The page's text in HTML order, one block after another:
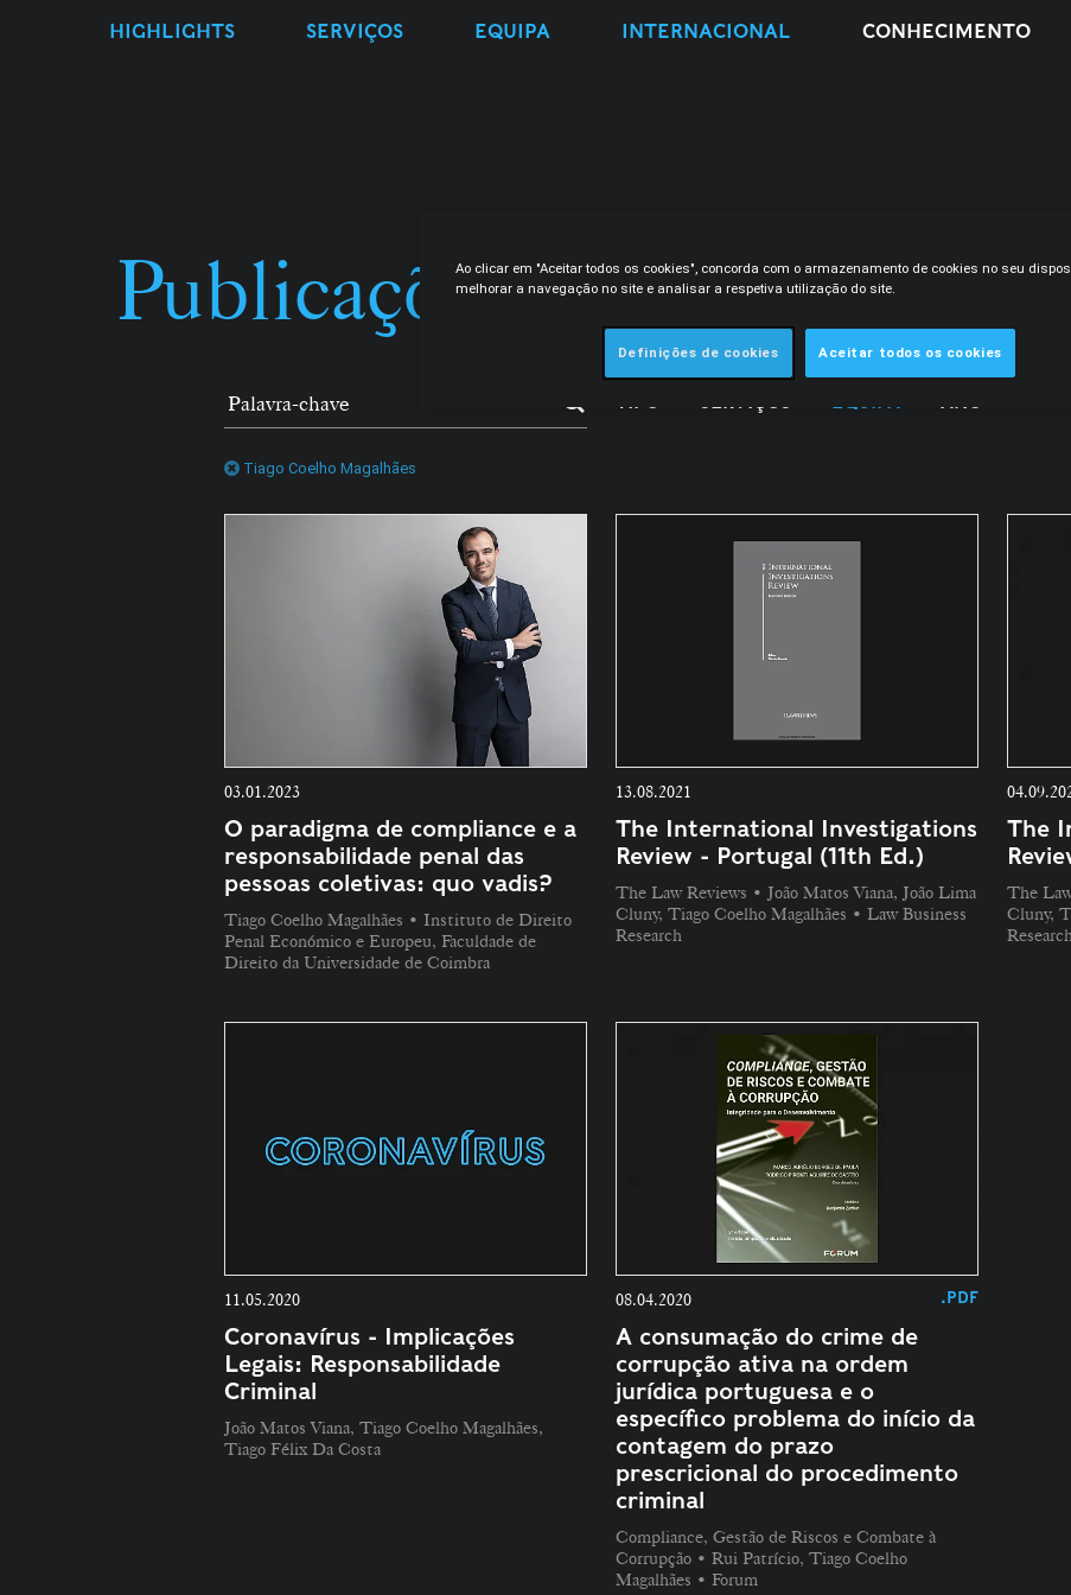
HIGHLIGHTS SERVIÇOS EQUIPA INTERNACIONAL CONHECIMENTO
Publicações
TIPO SERVIÇOS EQUIPA ANO
Tiago Coelho Magalhães
03.01.2023
O paradigma de compliance e a
responsabilidade penal das
pessoas coletivas: quo vadis?
Tiago Coelho Magalhães • Instituto de Direito
Penal Económico e Europeu, Faculdade de
Direito da Universidade de Coimbra
13.08.2021
The International Investigations
Review - Portugal (11th Ed.)
The Law Reviews • João Matos Viana, João Lima
Cluny, Tiago Coelho Magalhães • Law Business
Research
The
The
Cluny,
11.05.2020
Coronavírus - Implicações
Legais: Responsabilidade
Criminal
João Matos Viana, Tiago Coelho Magalhães,
Tiago Félix Da Costa
08.04.2020 .PDF
A consumação do crime de
corrupção ativa na ordem
jurídica portuguesa e o
específico problema do início da
contagem do prazo
prescricional do procedimento
criminal
Compliance, Gestão de Riscos e Combate à
Corrupção • Rui Patrício, Tiago Coelho
Magalhães • Forum
Ao clicar em "Aceitar todos os cookies", concorda com o armazenamento de cookies no seu
melhorar a navegação no site e analisar a respetiva utilização do site.
Definições de cookies Aceitar todos os cookies